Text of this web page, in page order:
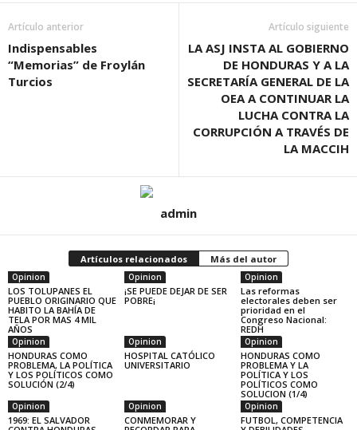
Artículo anterior
Indispensables
“Memorias” de Froylán
Turcios
Artículo siguiente
LA ASJ INSTA AL GOBIERNO
DE HONDURAS Y A LA
SECRETARÍA GENERAL DE LA
OEA A CONTINUAR LA
LUCHA CONTRA LA
CORRUPCIÓN A TRAVÉS DE
LA MACCIH
admin
Artículos relacionados Más del autor
Opinion
LOS TOLUPANES EL
PUEBLO ORIGINARIO QUE
HABITO LA BAHÍA DE
TELA POR MAS 4 MIL
AÑOS
Opinion
¡SE PUEDE DEJAR DE SER
POBRE¡
Opinion
Las reformas
electorales deben ser
prioridad en el
Congreso Nacional:
REDH
Opinion
HONDURAS COMO
PROBLEMA, LA POLÍTICA
Y LOS POLÍTICOS COMO
SOLUCIÓN (2/4)
Opinion
HOSPITAL CATÓLICO
UNIVERSITARIO
Opinion
HONDURAS COMO
PROBLEMA Y LA
POLÍTICA Y LOS
POLÍTICOS COMO
SOLUCION (1/4)
Opinion
1969: EL SALVADOR
Opinion
CONMEMORAR Y
Opinion
FUTBOL, COMPETENCIA